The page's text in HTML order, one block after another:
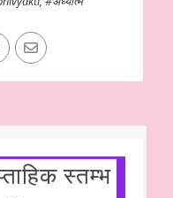
स्तम्भ